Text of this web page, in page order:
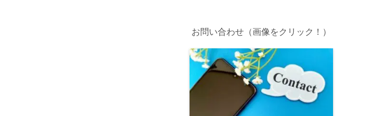
お問い合わせ（画像をクリック！）